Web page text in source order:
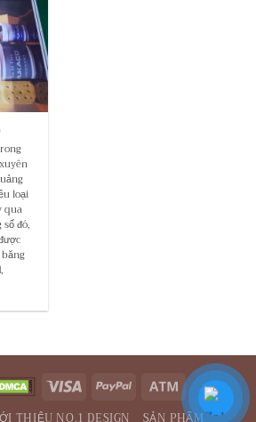
loại
qua
đó,
Visa PayPal Atm
THIỆU NO.1 DESIGN SẢN PHẨM